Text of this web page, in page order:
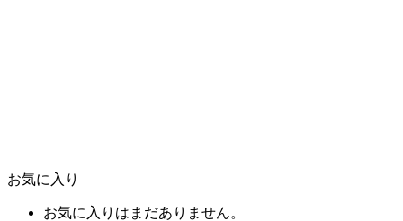
お気に入り
お気に入りはまだありません。